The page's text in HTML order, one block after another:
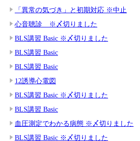
「異常の気づき」と初期対応 ※中止
心音聴診 ※〆切りました
BLS講習 Basic ※〆切りました
BLS講習 Basic
BLS講習 Basic
12誘導心電図
BLS講習 Basic ※〆切りました
BLS講習 Basic
血圧測定でわかる病態 ※〆切りました
BLS講習 Basic ※〆切りました